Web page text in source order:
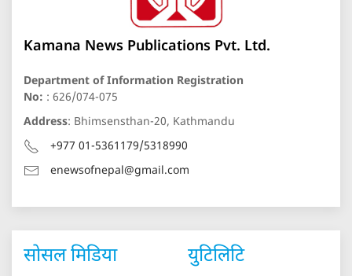
Kamana News Publications Pvt. Ltd.
Department of Information Registration
No: : 626/074-075
Address: Bhimsensthan-20, Kathmandu
+977 01-5361179/5318990
enewsofnepal@gmail.com
सोसल मिडिया युटिलिटि